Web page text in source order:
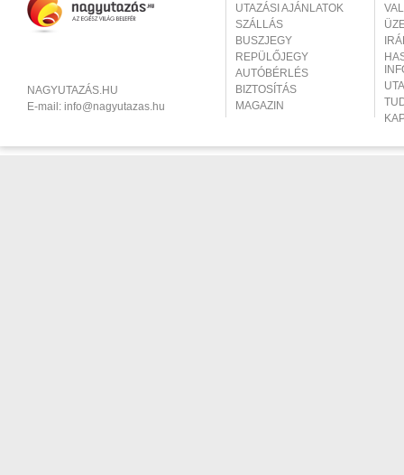
NAGYUTAZÁS.HU
E-mail: info@nagyutazas.hu
UTAZÁSI AJÁNLATOK
SZÁLLÁS
BUSZJEGY
REPÜLŐJEGY
AUTÓBÉRLÉS
BIZTOSÍTÁS
MAGAZIN